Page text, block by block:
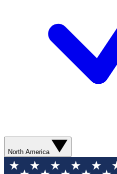
North America